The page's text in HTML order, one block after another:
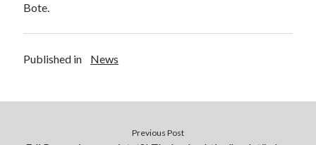
Bote.
Published in News
Previous Post